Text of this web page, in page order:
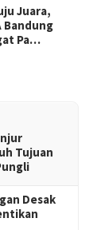
Juara,
Bandung
Pa…
Tujuan
Desak